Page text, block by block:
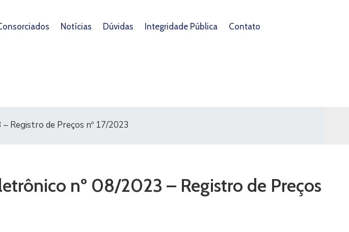
Notícias Dúvidas Integridade Pública Contato
Registro de Preços nº 17/2023
nº 08/2023 – Registro de Preços